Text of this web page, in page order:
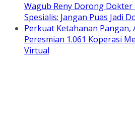
Wagub Reny Dorong Dokter
Spesialis: Jangan Puas Jadi
Perkuat Ketahanan Pangan,
Peresmian 1.061 Koperasi
Virtual